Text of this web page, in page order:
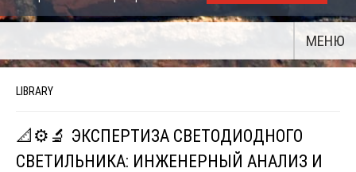
МЕНЮ
LIBRARY
📐⚙️🔬 ЭКСПЕРТИЗА СВЕТОДИОДНОГО
СВЕТИЛЬНИКА: ИНЖЕНЕРНЫЙ АНАЛИЗ И